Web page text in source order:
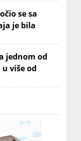
se sa
je bila
jednom od
više od